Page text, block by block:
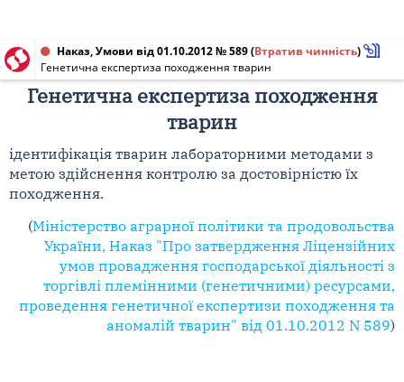
Наказ, Умови від 01.10.2012 № 589(Втратив чинність)
Генетична експертиза походження тварин